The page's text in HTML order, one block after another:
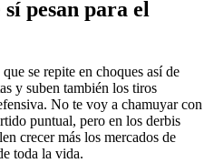
pesan para el
se repite en choques así de
y suben también los tiros
No te voy a chamuyar con
puntual, pero en los derbis
crecer más los mercados de
toda la vida.